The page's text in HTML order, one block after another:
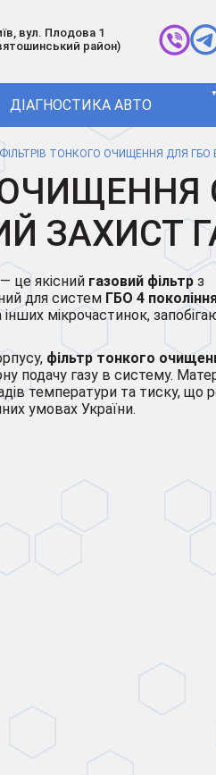
вул. Плодова 1
район)
ДІАГНОСТИКА АВТО
▼
ТОНКОГО ОЧИЩЕННЯ ДЛЯ ГБО В
ЗАХИСТ
— це якісний газовий фільтр з
для систем ГБО 4
мікрочастинок,
фільтр тонкого
подачу газу в систему.
температури та тиску, що
умовах України.